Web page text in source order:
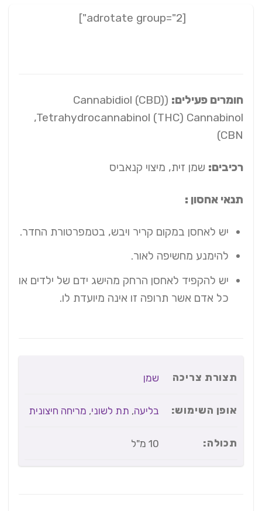
חומרים פעילים: (Cannabidiol (CBD)
,Tetrahydrocannabinol (THC) Cannabinol
(CBN
רכיבים:שמן זית, מיצוי קנאביס
תנאי אחסון :
יש לאחסן במקום קריר ויבש, בטמפרטורת החדר.
להימנע מחשיפה לאור.
יש להקפיד לאחסן הרחק מהישג ידם של ילדים או
כל אדם אשר תרופה זו אינה מיועדת לו.
תצורת צריכה שמן
אופן השימוש: בליעה,תת לשוני,מריחה חיצונית
תכולה: 10 מ"ל